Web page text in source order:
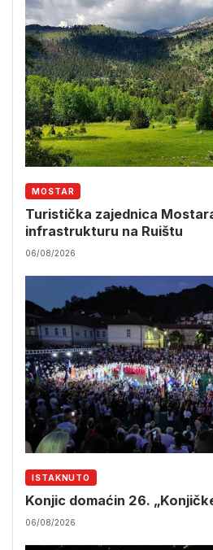
MOSTAR
Turistička zajednica
infrastrukturu na Ruištu
06/08/2026
ISTAKNUTO
Konjic domaćin 26.
06/08/2026